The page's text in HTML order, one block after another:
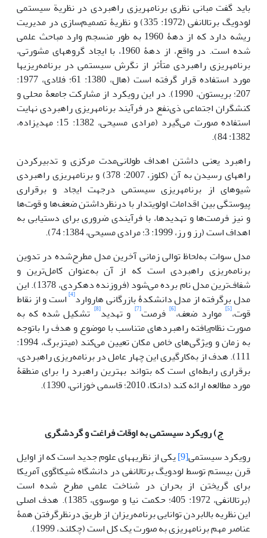
باید گفت مبانی نظری برنامه­ریزی راهبردی در نظریة سیستمی
لودویگ برتالانفی (1972: 335) و نظریۀ تصمیم‌سازی در مدیریت
ریشه دارد که از دهۀ 1960 به طور منسجم وارد مباحث علمی
شده است. در واقع، از دهۀ 1960، با ایجاد گروه­های مشورتی،
برنامه­ریزی راهبردی متأثر از نگرش سیستمی در برنامه‌ریزی­ها
مورد استفاده قرار گرفته است (هال، 1380: 61؛ فلادی، 1977:
207؛ بریستون، 1990). در این رویکرد از مشارکت جامعۀ محلی و
کنشگران اجتماعی ذی‌نفع در فرآیند برنامه­ریزی راهبردی نهایت
استفاده صورت می‌گیرد (مرادی مسیحی، 1382: 15؛ مهدیزاده،
1382: 84).
راهبرد یعنی داشتن اهداف طولانی‌مدت مرکزی و تدبیر‌کردن
راه­های رسیدن به آن (کلوز، 2007: 378) و برنامه­ریزی راهبردی
شیوه­ای از برنامه­ریزی سیستمی درجهت ایجاد و برقراری
پیوستگی بین اقدامات اولویت­دار با درنظرداشتن ضعف‌ها و قوت‌ها
و نیز فرصت‌ها و تهدیدها، با فرآیندی ضروری برای دستیابی به
اهداف است (رز و رز، 1999: 3؛ مرادی مسیحی، 1384: 74).
مدل سوات به‌لحاظ توالی زمانی آخرین مدل مطرح‌شده در تدوین
برنامه‌ریزی راهبردی است که از آن به‌عنوان کامل‌ترین و
شفاف‌ترین مدل نام برده می‌شود (فروزنده دهکردی، 1378). این
مدل برگرفته از مدل دانشکدۀ بازرگانی هاروارد[4] است و از نقاط
قوت،[5] موارد ضعف،[6] ‌فرصت[7] و تهدید[8]
تشکیل شده که به
صورت نظام‌یافته راهبردهای متناسب با موضوع و هدف را باتوجه
به زمان و ویژگی‌های خاص مکان تعیین می‌کند (میتزبرگ، 1994:
111). هدف از به‌کارگیری این چهار عامل در برنامه‌ریزی راهبردی،
برقراری رابطه‌ای است که بتواند بهترین راهبرد را برای منطقۀ
مورد مطالعه ارائه کند (دانکا، 2010؛ قاسمی خوزانی، 1390).
ج) رویکرد سیستمی به اوقات فراغت و گردشگری
رویکرد سیستمی[9] یکی از نظریه­های علوم جدید است که از اوایل
قرن بیستم توسط لودویگ برتالانفی در دانشگاه شیکاگوی آمریکا
برای گریختن از بحران در شناخت علمی مطرح شده است
(برتالانفی، 1972: 405؛ حکمت نیا و موسوی، 1385). هدف اصلی
این نظریه بالابردن توانایی برنامه‌ریزان از طریق درنظرگرفتن همۀ
عناصر مهم برنامه­ریزی به صورت یک کل است (چکلند، 1999).